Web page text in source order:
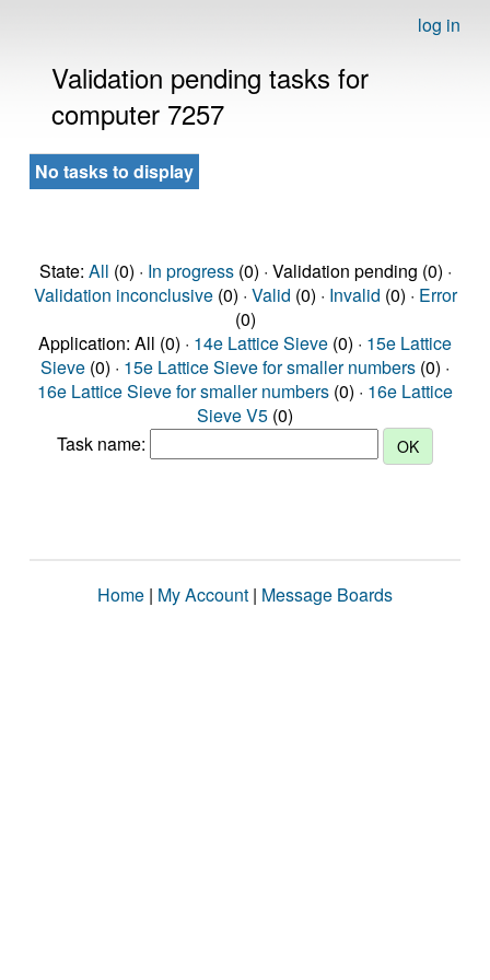
log in
Validation pending tasks for
computer 7257
No tasks to display
State: All (0) · In progress(0) · Validation pending (0) ·
Validation inconclusive(0) · Valid (0) · Invalid (0) · Error
(0)
Application: All (0) · 14e Lattice Sieve (0) · 15e Lattice
Sieve (0) · 15e Lattice Sieve for smaller numbers (0) ·
16e Lattice Sieve for smaller numbers (0) · 16e Lattice
Sieve V5 (0)
Task name:
Home | My Account | Message Boards